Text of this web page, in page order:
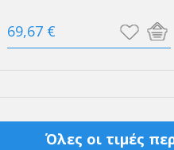
69,67 €
Όλες οι τιμές